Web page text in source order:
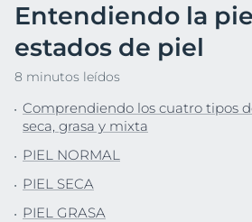
Entendiendo la
estados de piel
8 minutos leídos
Comprendiendo los cuatro tipos
seca, grasa y mixta
PIEL NORMAL
PIEL SECA
PIEL GRASA